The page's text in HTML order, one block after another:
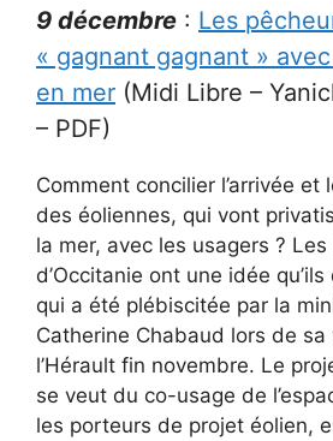
9 décembre : Les
« gagnant gagnant »
en mer (Midi Libre –
– PDF)
Comment concilier l’arrivée et
des éoliennes, qui vont
la mer, avec les usagers ? Les
d’Occitanie ont une idée
qui a été plébiscitée par la
Catherine Chabaud lors de sa
l’Hérault fin novembre. Le
se veut du co-usage de
les porteurs de projet éolien,